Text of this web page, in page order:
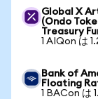
Global X
(Ondo
Treasury
1 AIQon は
Bank of
Floating
1 BACon は